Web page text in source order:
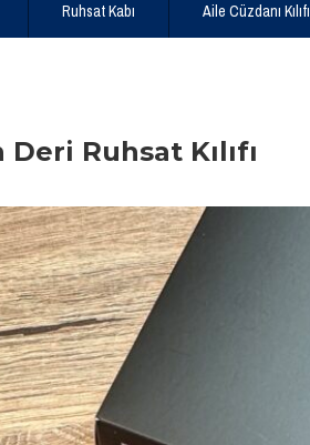
Ruhsat Kabı Aile Cüzdanı Kılıfı
Ruhsat Kılıfı